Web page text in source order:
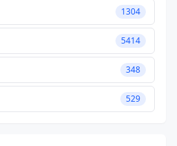
1304
5414
348
529